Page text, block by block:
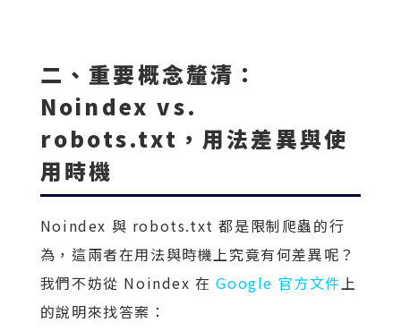
二、重要概念釐清：
Noindex vs.
robots.txt，用法差異與使
用時機
Noindex 與 robots.txt 都是限制爬蟲的行
為，這兩者在用法與時機上究竟有何差異呢？
我們不妨從 Noindex 在Google 官方文件 上
的說明來找答案：